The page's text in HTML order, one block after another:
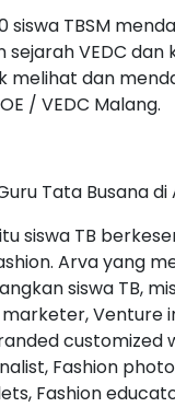
siswa TBSM
sejarah VEDC
melihat dan
/ VEDC Malang.
Tata Busana
siswa TB
Arva yang
siswa TB,
Venture
customized
Fashion
Fashion